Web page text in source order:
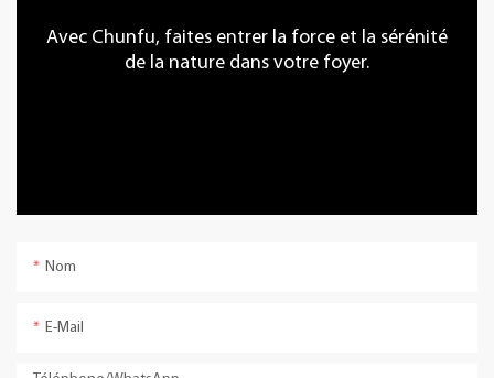
Avec Chunfu, faites entrer la force et la sérénité
de la nature dans votre foyer.
Nom
E-Mail